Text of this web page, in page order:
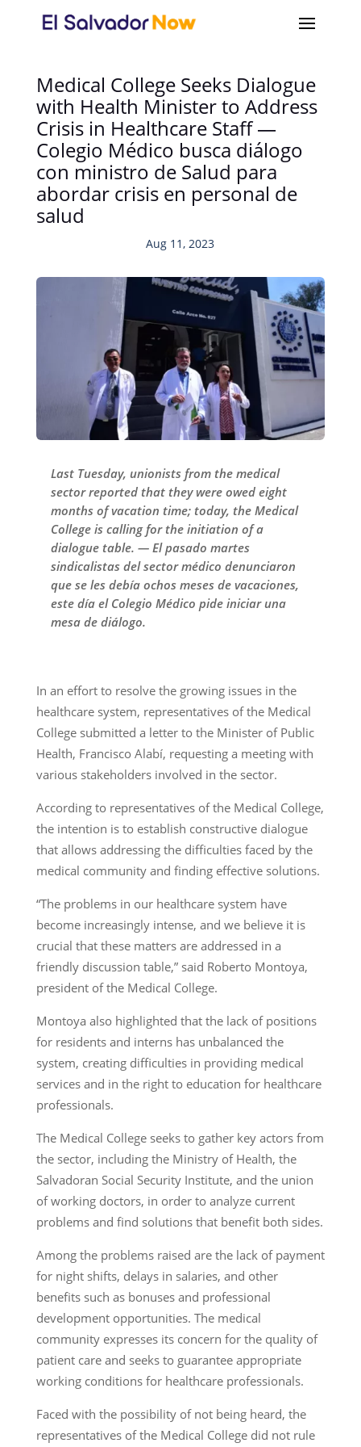
Medical College Seeks Dialogue
with Health Minister to Address
Crisis in Healthcare Staff —
Colegio Médico busca diálogo
con ministro de Salud para
abordar crisis en personal de
salud
Aug 11, 2023
Last Tuesday, unionists from the medical
sector reported that they were owed eight
months of vacation time; today, the Medical
College is calling for the initiation of a
dialogue table. — El pasado martes
sindicalistas del sector médico denunciaron
que se les debía ochos meses de vacaciones,
este día el Colegio Médico pide iniciar una
mesa de diálogo.
In an effort to resolve the growing issues in the
healthcare system, representatives of the Medical
College submitted a letter to the Minister of Public
Health, Francisco Alabí, requesting a meeting with
various stakeholders involved in the sector.
According to representatives of the Medical College,
the intention is to establish constructive dialogue
that allows addressing the difficulties faced by the
medical community and finding effective solutions.
“The problems in our healthcare system have
become increasingly intense, and we believe it is
crucial that these matters are addressed in a
friendly discussion table,” said Roberto Montoya,
president of the Medical College.
Montoya also highlighted that the lack of positions
for residents and interns has unbalanced the
system, creating difficulties in providing medical
services and in the right to education for healthcare
professionals.
The Medical College seeks to gather key actors from
the sector, including the Ministry of Health, the
Salvadoran Social Security Institute, and the union
of working doctors, in order to analyze current
problems and find solutions that benefit both sides.
Among the problems raised are the lack of payment
for night shifts, delays in salaries, and other
benefits such as bonuses and professional
development opportunities. The medical
community expresses its concern for the quality of
patient care and seeks to guarantee appropriate
working conditions for healthcare professionals.
Faced with the possibility of not being heard, the
representatives of the Medical College did not rule